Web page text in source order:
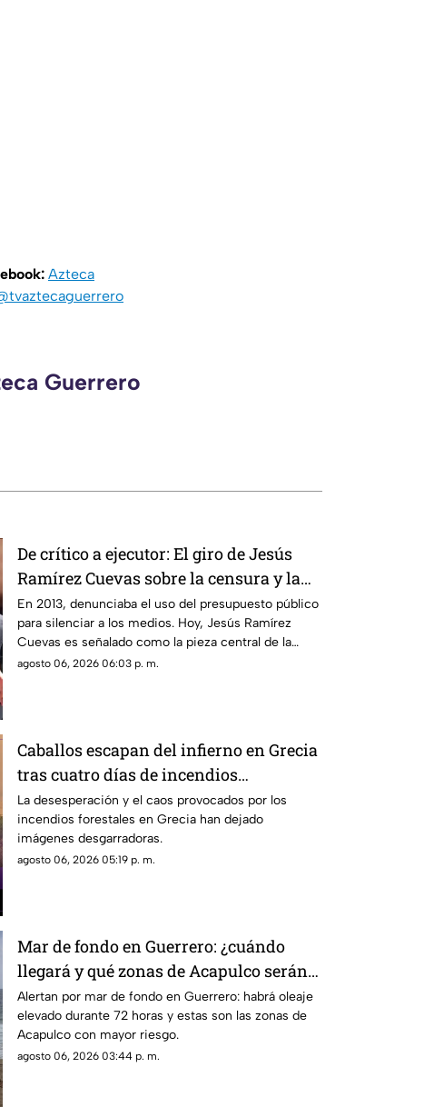
Azteca
Guerrero
De crítico a ejecutor: El giro de Jesús
Ramírez Cuevas sobre la censura y la
publicidad oficial
En 2013, denunciaba el uso del presupuesto público
para silenciar a los medios. Hoy, Jesús Ramírez
Cuevas es señalado como la pieza central de la
estrategia de censura del gobierno. ¿Qué cambió?
agosto 06, 2026 06:03 p. m.
Caballos escapan del infierno en Grecia
tras cuatro días de incendios
descontrolados
La desesperación y el caos provocados por los
incendios forestales en Grecia han dejado
imágenes desgarradoras.
agosto 06, 2026 05:19 p. m.
Mar de fondo en Guerrero: ¿cuándo
llegará y qué zonas de Acapulco serán
afectadas?
Alertan por mar de fondo en Guerrero: habrá oleaje
elevado durante 72 horas y estas son las zonas de
Acapulco con mayor riesgo.
agosto 06, 2026 03:44 p. m.